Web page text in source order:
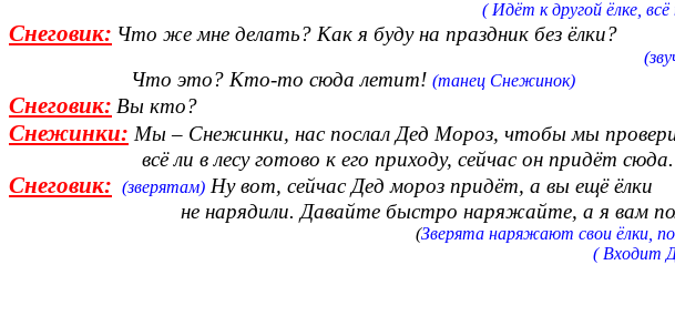
( Идёт к другой ёлке,
Снеговик: Что же мне делать? Как я буду на праздник без ёлки?
Что это? Кто-то сюда летит! (танец Снежинок)
Снеговик: Вы кто?
Снежинки: Мы – Снежинки, нас послал Дед Мороз, чтобы мы
всё ли в лесу готово к его приходу, сейчас он придёт сюда.
Снеговик: (зверятам) Ну вот, сейчас Дед мороз придёт, а вы ещё ёлки
не нарядили. Давайте быстро наряжайте, а я вам
(Зверята наряжают свои ёлки,
( Входит